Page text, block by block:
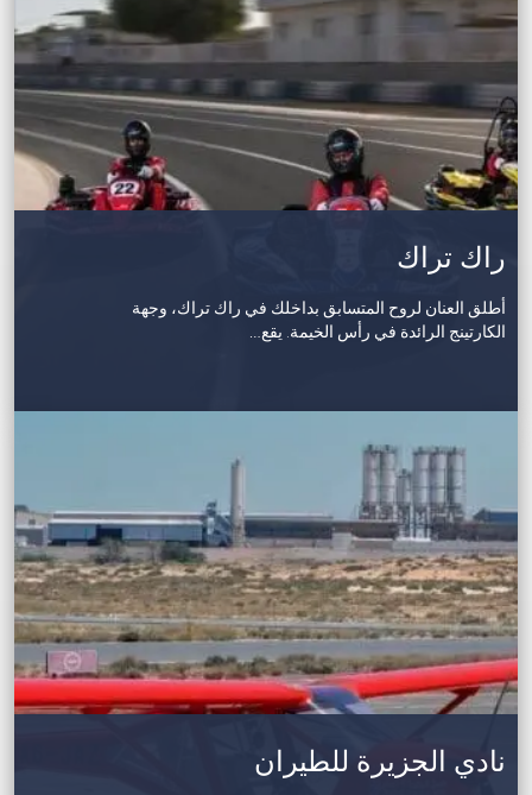
راك تراك
أطلق العنان لروح المتسابق بداخلك في راك تراك، وجهة
الكارتينج الرائدة في رأس الخيمة. يقع…
نادي الجزيرة للطيران